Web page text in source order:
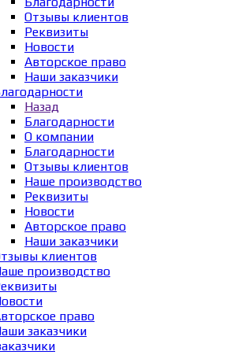
Отзывы клиентов
Реквизиты
Новости
Авторское право
Наши заказчики
Назад
Благодарности
О компании
Благодарности
Отзывы клиентов
Наше производство
Реквизиты
Новости
Авторское право
Наши заказчики
клиентов
производство
право
заказчики